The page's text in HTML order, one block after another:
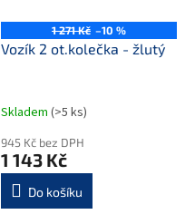
1 271 Kč –10 %
Vozík 2 ot.kolečka - žlutý
Skladem (>5 ks)
945 Kč bez DPH
1 143 Kč
Do košíku